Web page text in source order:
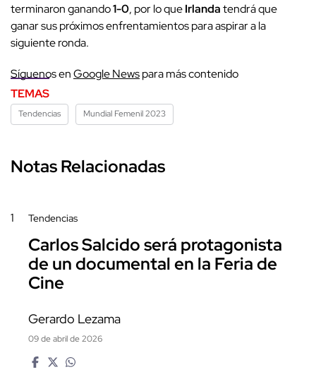
terminaron ganando1-0, por lo queIrlandatendrá que
ganar sus próximos enfrentamientos para aspirar a la
siguiente ronda.
Síguenos enGoogle Newspara más contenido
TEMAS
Tendencias Mundial Femenil 2023
Notas Relacionadas
1 Tendencias
Carlos Salcido será protagonista
de un documental en la Feria de
Cine
Gerardo Lezama
09 de abril de 2026